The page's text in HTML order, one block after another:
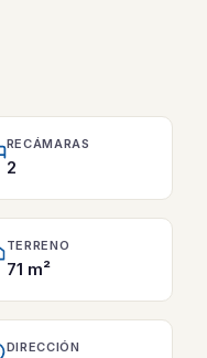
RECÁMARAS
2
TERRENO
71 m²
DIRECCIÓN